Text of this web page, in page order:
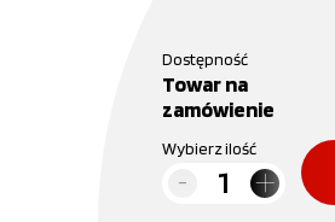
Dostępność
Towar na
zamówienie
Wybierz ilość